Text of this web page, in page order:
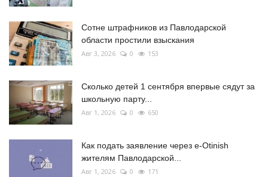
Сотне штрафников из Павлодарской
области простили взыскания
Авг 3, 2026 0 153
Сколько детей 1 сентября впервые сядут за
школьную парту...
Авг 1, 2026 0 650
Как подать заявление через e-Otinish
жителям Павлодарской...
Авг 1, 2026 0 171